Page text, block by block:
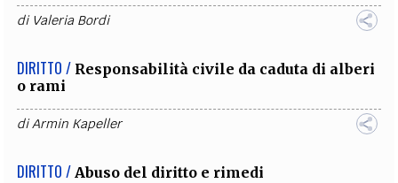
di Valeria Bordi
DIRITTO / Responsabilità civile da caduta di alberi
o rami
diArmin Kapeller
DIRITTO / Abuso del diritto e rimedi